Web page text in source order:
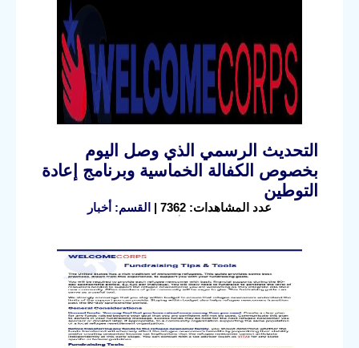
التحديث الرسمي الذي وصل اليوم
بخصوص الكفالة الخماسية وبرنامج إعادة
التوطين
عدد المشاهدات: 7362 | القسم: أخبار